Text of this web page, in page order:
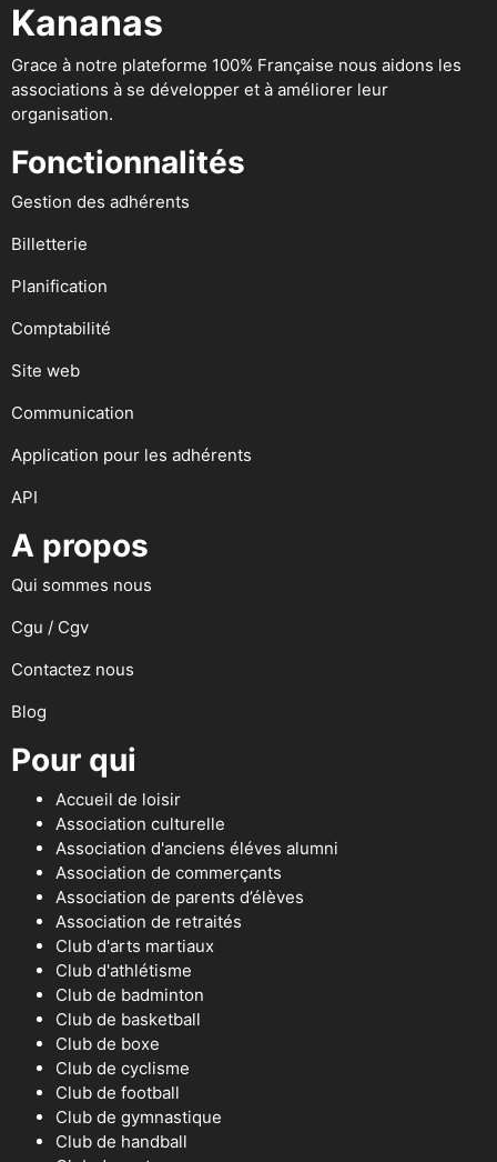
Kananas
Grace à notre plateforme 100% Française nous aidons les
associations à se développer et à améliorer leur
organisation.
Fonctionnalités
Gestion des adhérents
Billetterie
Planification
Comptabilité
Site web
Communication
Application pour les adhérents
API
A propos
Qui sommes nous
Cgu / Cgv
Contactez nous
Blog
Pour qui
Accueil de loisir
Association culturelle
Association d'anciens éléves alumni
Association de commerçants
Association de parents d’élèves
Association de retraités
Club d'arts martiaux
Club d'athlétisme
Club de badminton
Club de basketball
Club de boxe
Club de cyclisme
Club de football
Club de gymnastique
Club de handball